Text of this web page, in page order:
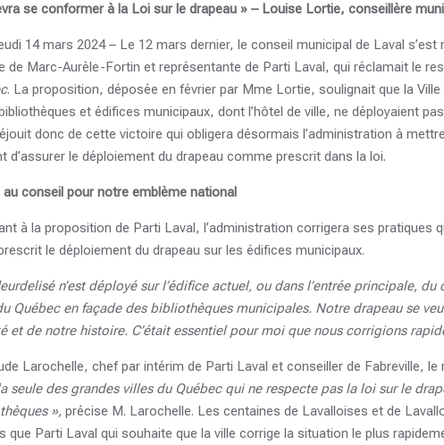
se conformer à la Loi sur le drapeau » – Louise Lortie, conseillère
14 mars 2024 – Le 12 mars dernier, le conseil municipal de Laval
de Marc-Aurèle-Fortin et représentante de Parti Laval, qui réclamait le
. La proposition, déposée en février par Mme Lortie, soulignait que la
et édifices municipaux, dont l’hôtel de ville, ne déployaient
donc de cette victoire qui obligera désormais l’administration à
d’assurer le déploiement du drapeau comme prescrit dans la loi.
au conseil pour notre emblème national
à la proposition de Parti Laval, l’administration corrigera ses pratiques
le déploiement du drapeau sur les édifices municipaux.
n’est déployé sur l’édifice actuel, ou dans l’entrée principale,
Québec en façade des bibliothèques municipales. Notre drapeau se
et de notre histoire. C’était essentiel pour moi que nous corrigions
Larochelle, chef par intérim de Parti Laval et conseiller de Fabreville, le
seule des grandes villes du Québec qui ne respecte pas la loi sur le
», précise M. Larochelle. Les centaines de Lavalloises et de
que Parti Laval qui souhaite que la ville corrige la situation le plus